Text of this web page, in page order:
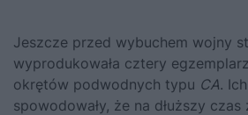
Jeszcze przed wybuchem wojny
wyprodukowała cztery
okrętów podwodnych typu CA.
spowodowały, że na dłuższy czas